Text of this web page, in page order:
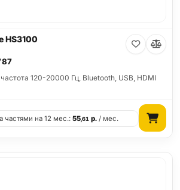
HS3100
120-20000 Гц, Bluetooth, USB, HDMI
частями на 12 мес.:55,61 р. / мес.